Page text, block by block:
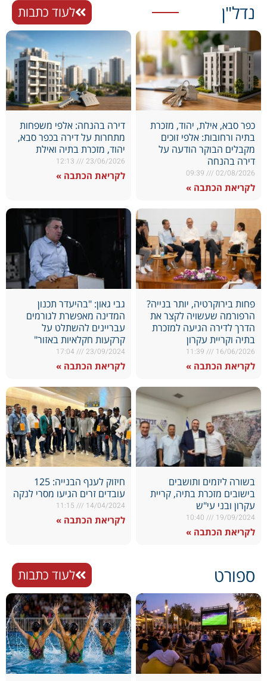
נדל"ן לעוד כתבות
כפר סבא, אילת, יהוד, מזכרת
בתיה ורחובות: אלפי זוכים
מקבלים הבוקר הודעה על
דירה בהנחה
02/08/2026
לקריאת הכתבה »
דירה בהנחה: אלפי משפחות
מתחרות על דירה בכפר סבא,
יהוד, מזכרת בתיה ואילת
23/06/2026
לקריאת הכתבה »
פחות בירוקרטיה, יותר בנייה?
הרפורמה שעשויה לקצר את
הדרך לדירה הגיעה למזכרת
בתיה וקריית עקרון
16/06/2026
לקריאת הכתבה »
גבי גאון: "בהיעדר תכנון
המדינה מאפשרת לגורמים
עבריינים להשתלט על
קרקעות חקלאיות באזור"
23/09/2024
לקריאת הכתבה »
בשורה ליזמים ותושבים
בישובים מזכרת בתיה, קריית
עקרון ובני עי"ש
19/09/2024
לקריאת הכתבה »
חיזוק לענף הבנייה: 125
עובדים זרים הגיעו מסרי לנקה
14/04/2024
לקריאת הכתבה »
ספורט לעוד כתבות